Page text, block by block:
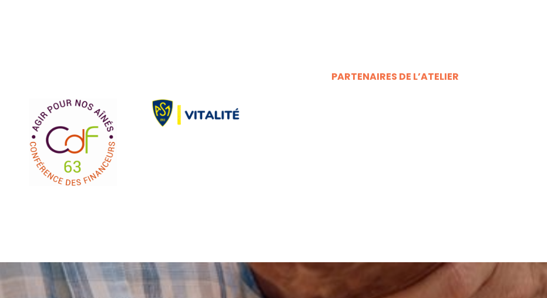
PARTENAIRES DE L’ATELIER